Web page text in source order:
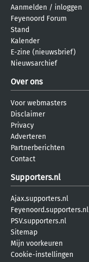
Aanmelden / inloggen
Feyenoord Forum
Stand
Kalender
E-zine (nieuwsbrief)
Nieuwsarchief
Over ons
Voor webmasters
Disclaimer
Privacy
Adverteren
Partnerberichten
Contact
Supporters.nl
Ajax.supporters.nl
Feyenoord.supporters.nl
PSV.supporters.nl
Sitemap
Mijn voorkeuren
Cookie-instellingen